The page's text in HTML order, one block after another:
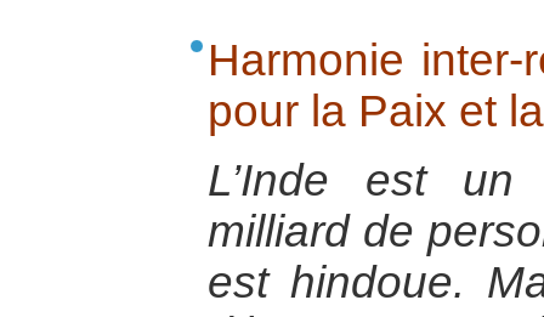
Harmonie
pour la Paix et
L’Inde est
milliard de
est hindoue.